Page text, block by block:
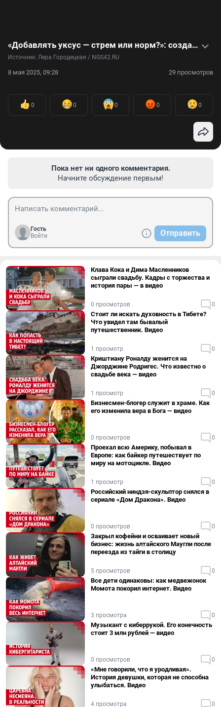
«Добавлять уксус — стрем или норм?»: создатель маринадов раскрыл секреты сочного шашлыка. Видео
Источник: Лера Городецкая / NGS42.RU
8 мая 2025, 09:28 29 просмотров
0 0 0 0 0
Пока нет ни одного комментария.
Начните обсуждение первым!
Гость
Войти
Отправить
Клава Кока и Дима Масленников
сыграли свадьбу. Кадры с торжества и
история пары — в видео
0 просмотров 0
Стоит ли искать духовность в Тибете?
Что увидел там бывалый
путешественник. Видео
1 просмотр 0
Криштиану Роналду женится на
Джорджине Родригес. Что известно о
свадьбе века — видео
1 просмотр 0
Бизнесмен-блогер служит в храме. Как
его изменила вера в Бога — видео
0 просмотров 0
Проехал всю Америку, побывал в
Европе: как байкер путешествует по
миру на мотоцикле. Видео
1 просмотр 0
Российский ниндзя-скульптор снялся в
сериале «Дом Дракона». Видео
0 просмотров 0
Закрыл кофейни и осваивает новый
бизнес: жизнь алтайского Маугли после
переезда из тайги в столицу
5 просмотров 0
Все дети одинаковы: как медвежонок
Момота покорил интернет. Видео
3 просмотра 0
Музыкант с киберрукой. Его конечность
стоит 3 млн рублей — видео
0 просмотров 0
«Мне говорили, что я уродливая».
История девушки, которая не способна
улыбаться. Видео
4 просмотра 0